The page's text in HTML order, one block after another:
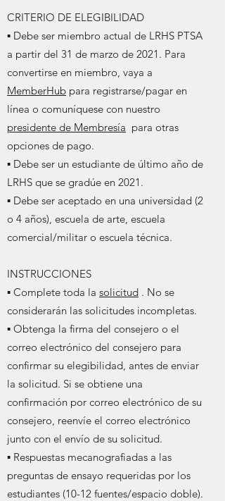
CRITERIO DE ELEGIBILIDAD
▪ Debe ser miembro actual de LRHS PTSA
a partir del 31 de marzo de 2021. Para
convertirse en miembro, vaya a
MemberHub para registrarse/pagar en
línea o comuníquese con nuestro
presidente de Membresía para otras
opciones de pago.
▪ Debe ser un estudiante de último año de
LRHS que se gradúe en 2021.
▪ Debe ser aceptado en una universidad (2
o 4 años), escuela de arte, escuela
comercial/militar o escuela técnica.
INSTRUCCIONES
▪ Complete toda la solicitud . No se
considerarán las solicitudes incompletas.
▪ Obtenga la firma del consejero o el
correo electrónico del consejero para
confirmar su elegibilidad, antes de enviar
la solicitud. Si se obtiene una
confirmación por correo electrónico de su
consejero, reenvíe el correo electrónico
junto con el envío de su solicitud.
▪ Respuestas mecanografiadas a las
preguntas de ensayo requeridas por los
estudiantes (10-12 fuentes/espacio doble).